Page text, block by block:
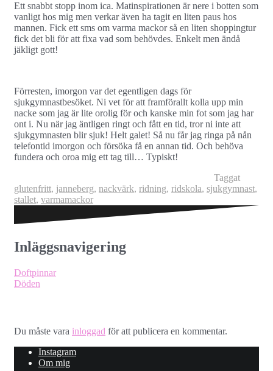
Ett snabbt stopp inom ica. Matinspirationen är nere i botten som
vanligt hos mig men verkar även ha tagit en liten paus hos
mannen. Fick ett sms om varma mackor så en liten shoppingtur
fick det bli för att fixa vad som behövdes. Enkelt men ändå
jäkligt gott!
Förresten, imorgon var det egentligen dags för
sjukgymnastbesöket. Ni vet för att framförallt kolla upp min
nacke som jag är lite orolig för och kanske min fot som jag har
ont i. Nu när jag äntligen ringt och fått en tid, tror ni inte att
sjukgymnasten blir sjuk! Helt galet! Så nu får jag ringa på nån
telefontid imorgon och försöka få en annan tid. Och behöva
fundera och oroa mig ett tag till… Typiskt!
Taggat
glutenfritt, janneberg, nackvärk, ridning, ridskola, sjukgymnast,
stallet, varmamackor
Inläggsnavigering
Doftpinnar
Döden
Du måste vara inloggad för att publicera en kommentar.
Instagram
Om mig